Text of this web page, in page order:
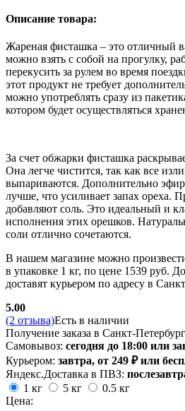
Описание товара:
Жареная фисташка – это отличный
можно взять с собой на прогулку,
перекусить за рулем во время
этот продукт не требует
можно употреблять сразу из
котором будет осуществляться
За счет обжарки фисташка
Она легче чистится, так как все
выпариваются. Дополнительно
лучше, что усиливает запах ореха.
добавляют соль. Это идеальный и
исполнения этих орешков.
соли отлично сочетаются.
В нашем магазине можно
в упаковке 1 кг, по цене 1539 руб.
доставят курьером по адресу в
5.00
(2 отзыва)Есть в наличии
Получение заказа в Санкт-
Самовывоз: сегодня до 18:00 или
Курьером: завтра, от 249 ₽ или
Яндекс.Доставка в ПВЗ:
1 кг
5 кг
0.5 кг
Цена: